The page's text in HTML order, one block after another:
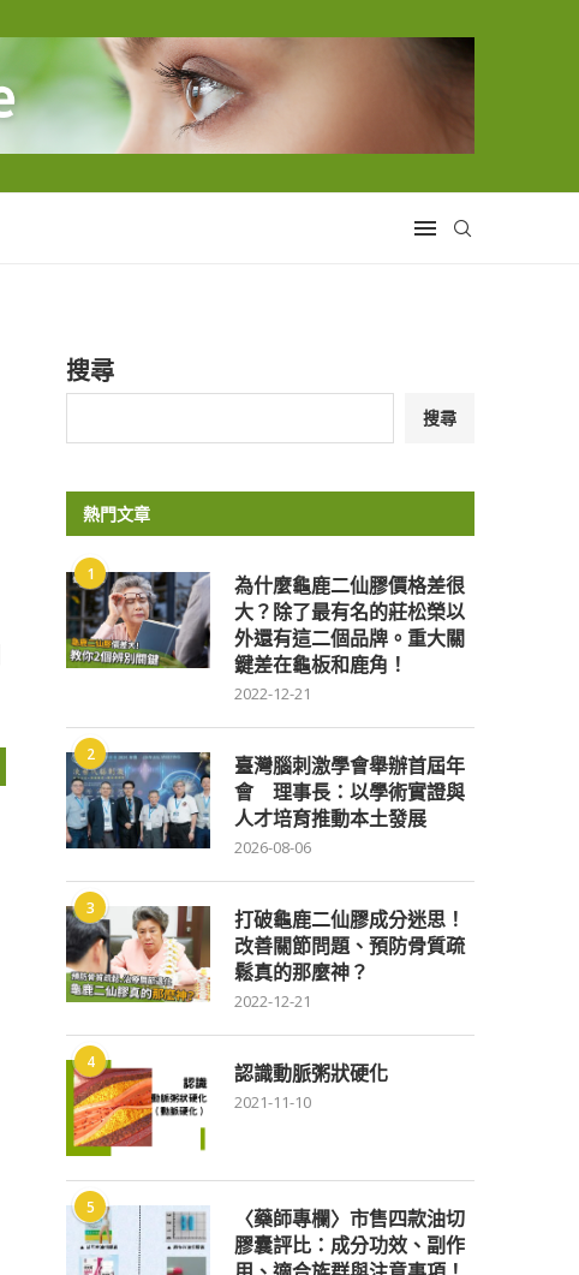
搜尋
搜尋
熱門文章
1
為什麼龜鹿二仙膠價格差很
大？除了最有名的莊松榮以
外還有這二個品牌。重大關
鍵差在龜板和鹿角！
2022-12-21
2
臺灣腦刺激學會舉辦首屆年
會 理事長：以學術實證與
人才培育推動本土發展
2026-08-06
3
打破龜鹿二仙膠成分迷思！
改善關節問題、預防骨質疏
鬆真的那麼神？
2022-12-21
4 認識動脈粥狀硬化
2021-11-10
5
〈藥師專欄〉市售四款油切
膠囊評比：成分功效、副作